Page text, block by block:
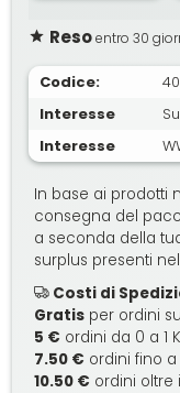
Resoentro 30
Codice:
Interesse
Interesse
In base ai prodotti
consegna del
a seconda della
surplus presenti
Costi di
Gratis per ordini
5 € ordini da 0 a 1
7.50 € ordini fino a
10.50 € ordini oltre